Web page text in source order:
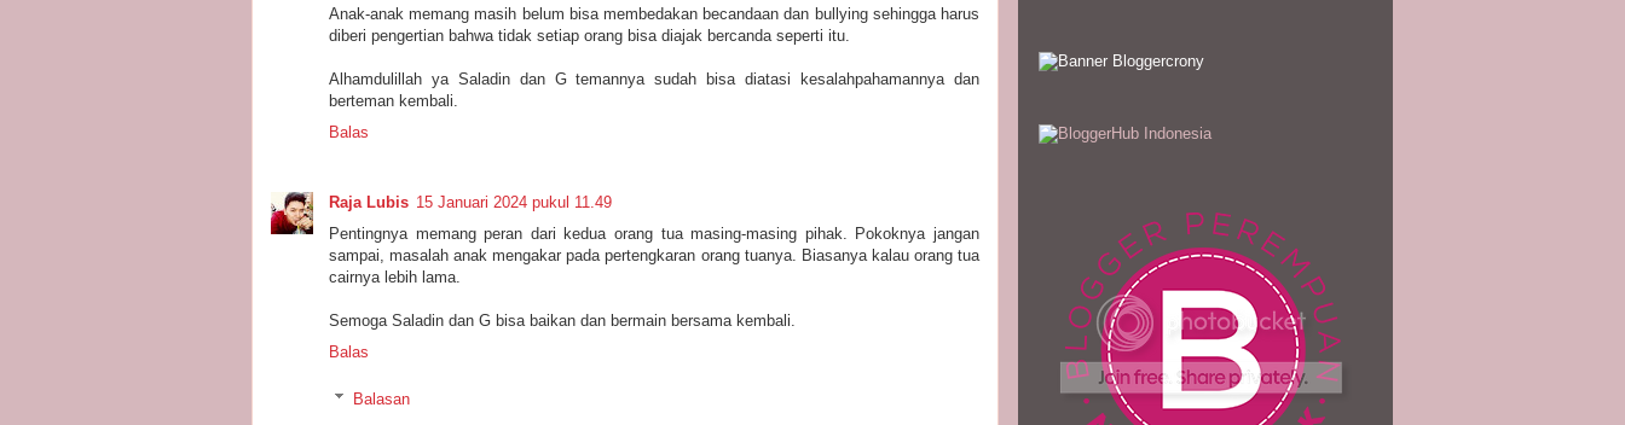
Anak-anak memang masih belum bisa membedakan becandaan dan bullying sehingga harus
diberi pengertian bahwa tidak setiap orang bisa diajak bercanda seperti itu.
Alhamdulillah ya Saladin dan G temannya sudah bisa diatasi kesalahpahamannya dan
berteman kembali.
Balas
Raja Lubis 15 Januari 2024 pukul 11.49
Pentingnya memang peran dari kedua orang tua masing-masing pihak. Pokoknya jangan
sampai, masalah anak mengakar pada pertengkaran orang tuanya. Biasanya kalau orang tua
cairnya lebih lama.
Semoga Saladin dan G bisa baikan dan bermain bersama kembali.
Balas
Balasan